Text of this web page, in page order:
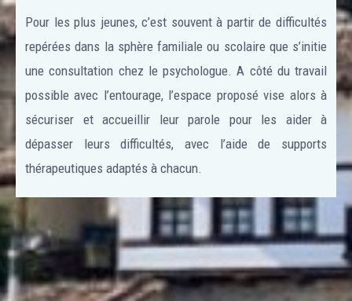
Pour les plus jeunes, c’est souvent à partir de difficultés
repérées dans la sphère familiale ou scolaire que s’initie
une consultation chez le psychologue. A côté du travail
possible avec l’entourage, l’espace proposé vise alors à
sécuriser et accueillir leur parole pour les aider à
dépasser leurs difficultés, avec l’aide de supports
thérapeutiques adaptés à chacun.